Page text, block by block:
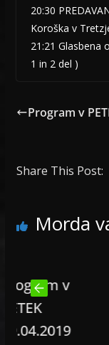
20:30
Koroška v
21:21 Glasbena
1 in 2 del )
Program v
Share This Post:
Morda
v